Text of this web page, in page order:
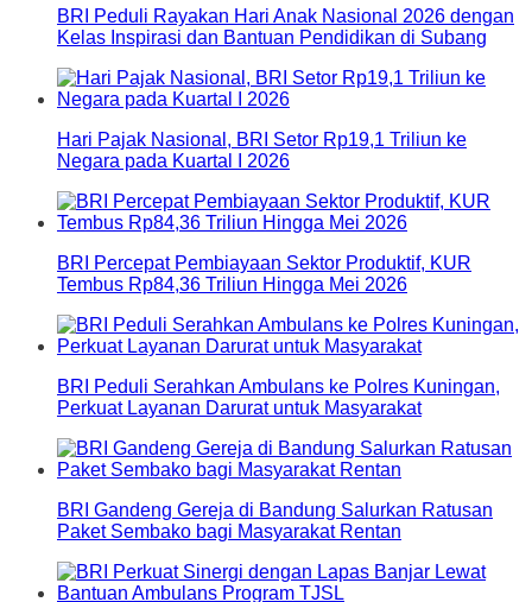
BRI Peduli Rayakan Hari Anak Nasional 2026 dengan
Kelas Inspirasi dan Bantuan Pendidikan di Subang
Hari Pajak Nasional, BRI Setor Rp19,1 Triliun ke
Negara pada Kuartal I 2026
BRI Percepat Pembiayaan Sektor Produktif, KUR
Tembus Rp84,36 Triliun Hingga Mei 2026
BRI Peduli Serahkan Ambulans ke Polres Kuningan,
Perkuat Layanan Darurat untuk Masyarakat
BRI Gandeng Gereja di Bandung Salurkan Ratusan
Paket Sembako bagi Masyarakat Rentan